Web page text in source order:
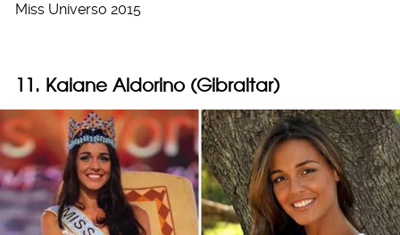
Miss Universo 2015
11. Kaiane Aldorino (Gibraltar)